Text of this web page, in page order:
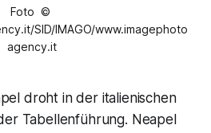
Foto ©
SID/IMAGO/www.imagephoto
agency.it
droht in der italienischen
Tabellenführung. Neapel